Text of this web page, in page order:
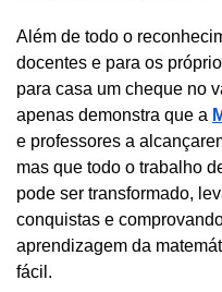
Além de todo o
docentes e para os
para casa um cheque no
apenas demonstra que a
e professores a
mas que todo o trabalho
pode ser transformado,
conquistas e
aprendizagem da
fácil.